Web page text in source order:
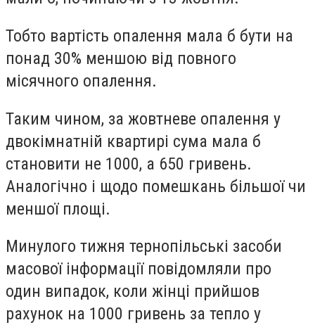
Тобто вартість опалення мала б бути на
понад 30% меншою від повного
місячного опалення.
Таким чином, за жовтневе опалення у
двокімнатній квартирі сума мала б
становити не 1000, а 650 гривень.
Аналогічно і щодо помешкань більшої чи
меншої площі.
Минулого тижня тернопільські засоби
масової інформації повідомляли про
один випадок, коли жінці прийшов
рахунок на 1000 гривень за тепло у